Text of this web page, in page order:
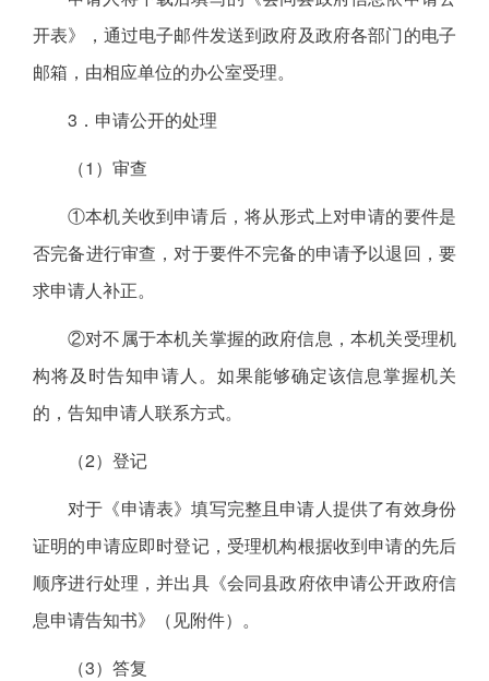
开表》，通过电子邮件发送到政府及政府各部门的电子
邮箱，由相应单位的办公室受理。
3．申请公开的处理
（1）审查
①本机关收到申请后，将从形式上对申请的要件是
否完备进行审查，对于要件不完备的申请予以退回，要
求申请人补正。
②对不属于本机关掌握的政府信息，本机关受理机
构将及时告知申请人。如果能够确定该信息掌握机关
的，告知申请人联系方式。
（2）登记
对于《申请表》填写完整且申请人提供了有效身份
证明的申请应即时登记，受理机构根据收到申请的先后
顺序进行处理，并出具《会同县政府依申请公开政府信
息申请告知书》（见附件）。
（3）答复